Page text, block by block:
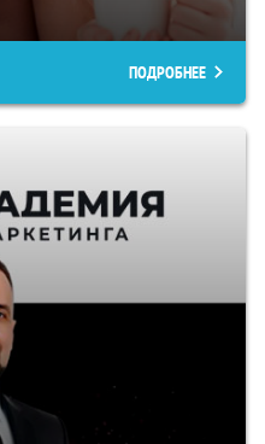
ПОДРОБНЕЕ